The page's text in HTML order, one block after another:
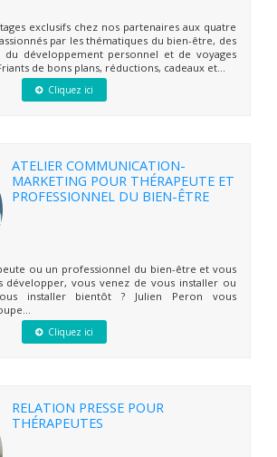
exclusifs chez nos partenaires aux quatre
par les thématiques du bien-être, des
du développement personnel et de voyages
de bons plans, réductions, cadeaux et...
Cliquez ici
ATELIER COMMUNICATION-
MARKETING POUR THÉRAPEUTE ET
PROFESSIONNEL DU BIEN-ÊTRE
ou un professionnel du bien-être et vous
développer, vous venez de vous installer ou
installer bientôt ? Julien Peron vous
Cliquez ici
RELATION PRESSE POUR
THÉRAPEUTES